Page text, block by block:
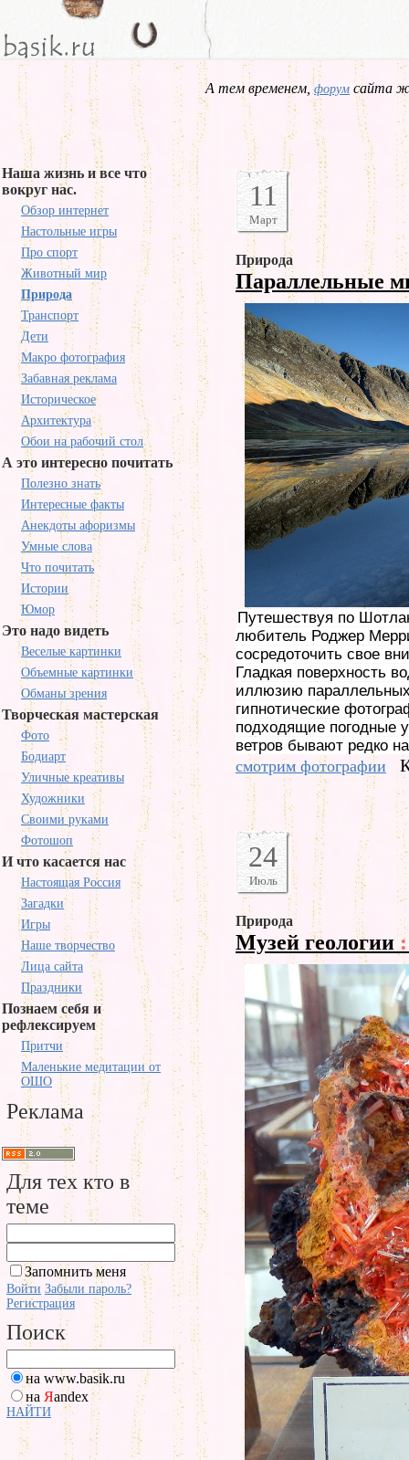
А тем временем,форум сайта
Наша жизнь и все что
вокруг нас.
Обзор интернет
Настольные игры
Про спорт
Животный мир
Природа
Транспорт
Дети
Макро фотография
Забавная реклама
Историческое
Архитектура
Обои на рабочий стол
А это интересно почитать
Полезно знать
Интересные факты
Анекдоты афоризмы
Умные слова
Что почитать
Истории
Юмор
Это надо видеть
Веселые картинки
Объемные картинки
Обманы зрения
Творческая мастерская
Фото
Бодиарт
Уличные креативы
Художники
Своими руками
Фотошоп
И что касается нас
Настоящая Россия
Загадки
Игры
Наше творчество
Лица сайта
Праздники
Познаем себя и
рефлексируем
Притчи
Маленькие медитации от
ОШО
Реклама
Для тех кто в
теме
Запомнить меня
Войти Забыли пароль?
Регистрация
Поиск
на www.basik.ru
на Яandex
НАЙТИ
11
Март
Природа
Параллельные
Путешествуя по
любитель Роджер
сосредоточить свое
Гладкая поверхность
иллюзию
гипнотические
подходящие погодные
ветров бывают редко
смотрим фотографии
24
Июль
Природа
Музей геологии